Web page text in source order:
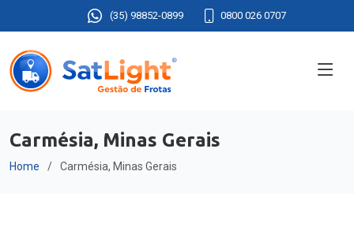
(35) 98852-0899 0800 026 0707
Carmésia, Minas Gerais
Home Carmésia, Minas Gerais